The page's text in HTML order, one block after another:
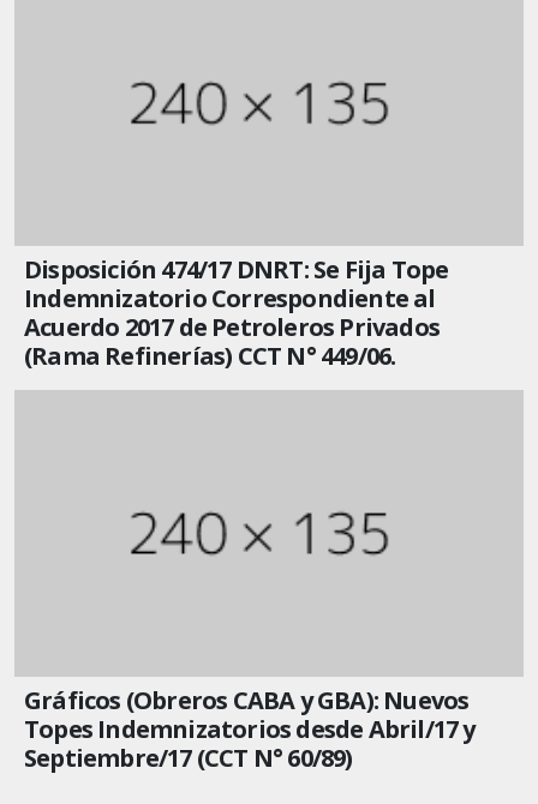
Disposición 474/17 DNRT: Se Fija Tope
Indemnizatorio Correspondiente al
Acuerdo 2017 de Petroleros Privados
(Rama Refinerías) CCT N° 449/06.
Gráficos (Obreros CABA y GBA): Nuevos
Topes Indemnizatorios desde Abril/17 y
Septiembre/17 (CCT N° 60/89)